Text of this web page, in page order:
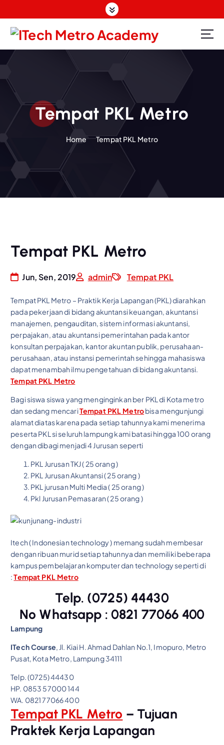
k
t
t
Tempat PKL Metro
Home Tempat PKL Metro
Tempat PKL Metro
Jun, Sen, 2019 admin Tempat PKL
Tempat PKL Metro – Praktik Kerja Lapangan (PKL) diarahkan
pada pekerjaan di bidang akuntansi keuangan, akuntansi
manajemen, pengauditan, sistem informasi akuntansi,
perpajakan, atau akuntansi pemerintahan pada kantor
konsultan perpajakan, kantor akuntan publik, perusahaan-
perusahaan, atau instansi pemerintah sehingga mahasiswa
dapat menambah ilmu pengetahuan di bidang akuntansi.
Tempat PKL Metro
Bagi siswa siswa yang menginginkan ber PKL di Kota metro
dan sedang mencariTempat PKL Metrobisa mengunjungi
alamat diatas karena pada setiap tahunnya kami menerima
peserta PKL si seluruh lampung kami batasi hingga 100 orang
dengan dibagi menjadi 4 Jurusan seperti
PKL Jurusan TKJ ( 25 orang )
PKL Jurusan Akuntansi ( 25 orang )
PKL jurusan Multi Media ( 25 orang )
Pkl Jurusan Pemasaran ( 25 orang )
Itech ( Indonesian technology ) memang sudah membesar
dengan ribuan murid setiap tahunnya dan memiliki beberapa
kampus pembelajaran komputer dan technology seperti di
:Tempat PKL Metro
Telp. (0725) 44430
No Whatsapp : 0821 77066 400
Lampung
ITech Course, Jl. Kiai H. Ahmad Dahlan No.1, Imopuro, Metro
Pusat, Kota Metro, Lampung 34111
Telp. (0725) 44430
HP. 0853 57000 144
WA. 0821 77066 400
Tempat PKL Metro – Tujuan
Praktek Kerja Lapangan